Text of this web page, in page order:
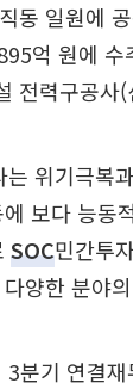
동 일원에
억 원에
전력구공사
위기극복
보다 능동
SOC민간투
양한 분야
분기 연결